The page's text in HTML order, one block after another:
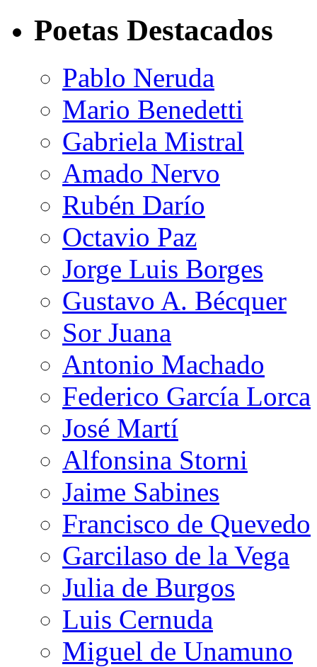
Poetas Destacados
Pablo Neruda
Mario Benedetti
Gabriela Mistral
Amado Nervo
Rubén Darío
Octavio Paz
Jorge Luis Borges
Gustavo A. Bécquer
Sor Juana
Antonio Machado
Federico García Lorca
José Martí
Alfonsina Storni
Jaime Sabines
Francisco de Quevedo
Garcilaso de la Vega
Julia de Burgos
Luis Cernuda
Miguel de Unamuno